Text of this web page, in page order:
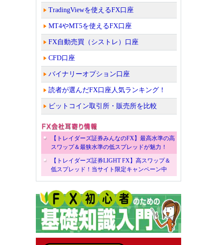
TradingViewを使えるFX口座
MT4やMT5を使えるFX口座
FX自動売買（シストレ）口座
CFD口座
バイナリーオプション口座
読者が選んだFX口座人気ランキング！
ビットコイン取引所・販売所を比較
【トレイダーズ証券みんなのFX】最高水準の高
スワップ＆最狭水準の低スプレッドが魅力！
【トレイダーズ証券LIGHT FX】高スワップ＆
低スプレッド！当サイト限定キャンペーン中